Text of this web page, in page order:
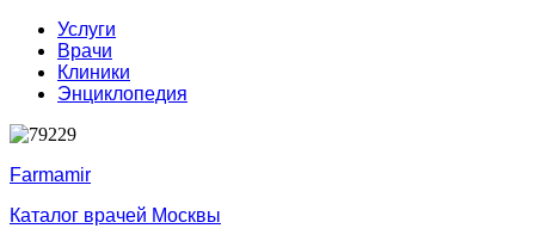
Услуги
Врачи
Клиники
Энциклопедия
Farmamir
Каталог врачей Москвы